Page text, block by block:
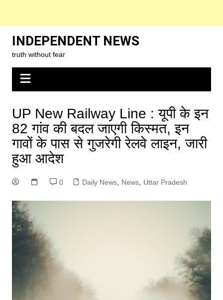
content
INDEPENDENT NEWS
truth without fear
UP New Railway Line : यूपी के इन
82 गांव की बदल जाएगी किस्मत, इन
गावों के पास से गुजरेगी रेलवे लाइन, जारी
हुआ आदेश
0 Daily News, News, Uttar Pradesh